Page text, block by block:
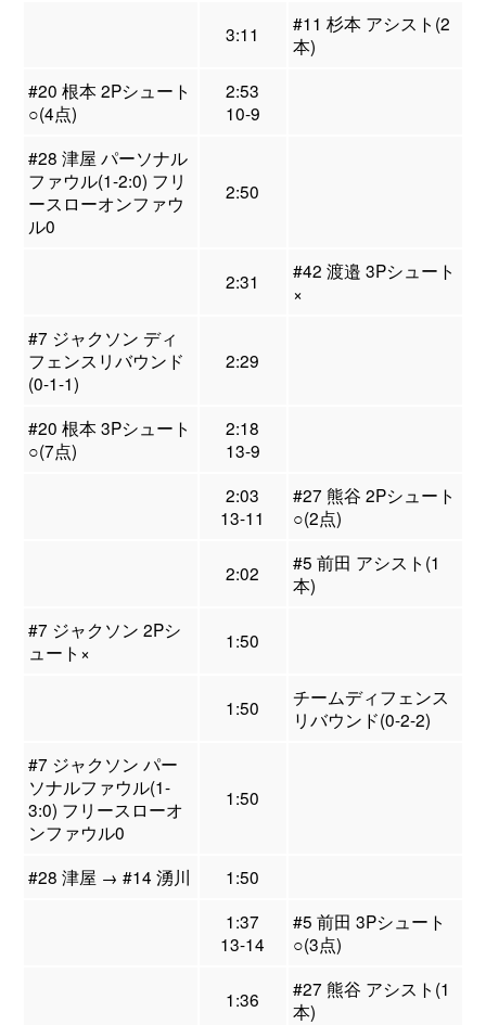
3:11
#11 杉本 アシスト(2
本)
#20 根本 2Pシュート
○(4点)
2:53
10-9
#28 津屋 パーソナル
ファウル(1-2:0) フリ
ースローオンファウ
ル0
2:50
2:31
#42 渡邉 3Pシュート
×
#7 ジャクソン ディ
フェンスリバウンド
(0-1-1)
2:29
#20 根本 3Pシュート
○(7点)
2:18
13-9
2:03
13-11
#27 熊谷 2Pシュート
○(2点)
2:02
#5 前田 アシスト(1
本)
#7 ジャクソン 2Pシ
ュート×
1:50
1:50
チームディフェンス
リバウンド(0-2-2)
#7 ジャクソン パー
ソナルファウル(1-
3:0) フリースローオ
ンファウル0
1:50
#28 津屋 → #14 湧川
1:50
1:37
13-14
#5 前田 3Pシュート
○(3点)
1:36
#27 熊谷 アシスト(1
本)